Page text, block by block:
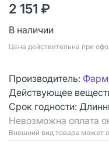
2 151 ₽
В наличии
Цена действительна при
Производитель:
Действующее
Срок годности:
Невозможна оплата
Bнешний вид товара может